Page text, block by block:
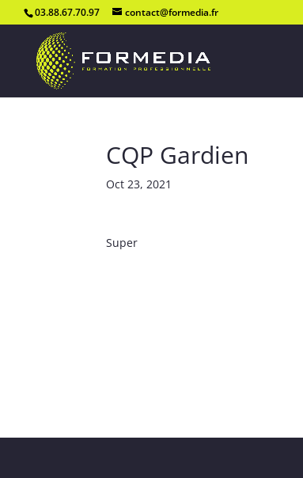
03.88.67.70.97 contact@formedia.fr
CQP Gardien
Oct 23, 2021
Super